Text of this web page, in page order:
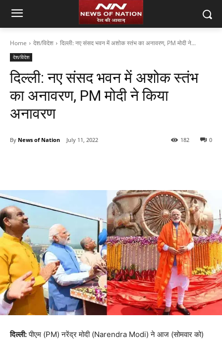
Home देश/विदेश दिल्ली: नए संसद भवन में अशोक स्तंभ का अनावरण, PM मोदी ने...
देश/विदेश
दिल्ली: नए संसद भवन में अशोक स्तंभ
का अनावरण, PM मोदी ने किया
अनावरण
By News of Nation July 11, 2022 0
182
दिल्ली:पीएम (PM) नरेंद्र मोदी (Narendra Modi) ने आज (सोमवार को)